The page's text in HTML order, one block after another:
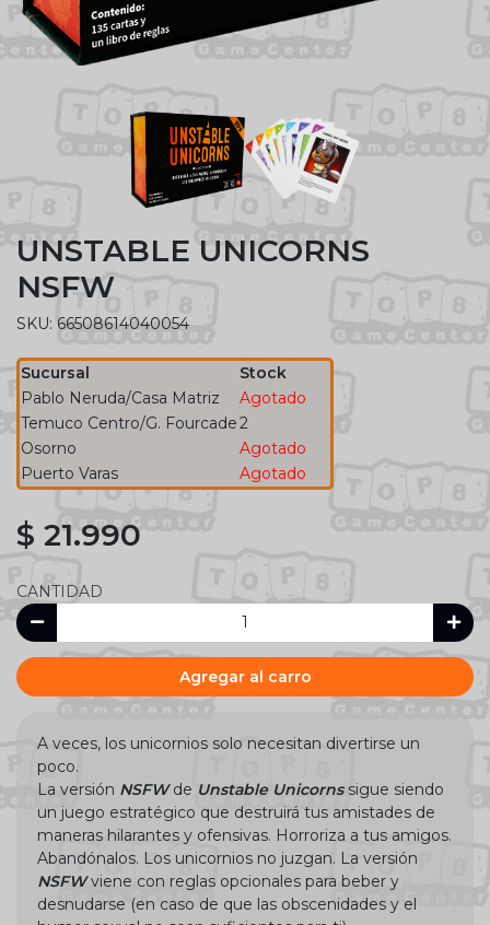
UNSTABLE UNICORNS
NSFW
SKU: 66508614040054
Sucursal
Stock
Pablo Neruda/Casa Matriz
Agotado
Temuco Centro/G. Fourcade2
Osorno
Agotado
Puerto Varas
Agotado
$ 21.990
CANTIDAD
Agregar al carro
A veces, los unicornios solo necesitan divertirse un
poco.
La versión NSFWde Unstable Unicornssigue siendo
un juego estratégico que destruirá tus amistades de
maneras hilarantes y ofensivas. Horroriza a tus amigos.
Abandónalos. Los unicornios no juzgan. La versión
NSFWviene con reglas opcionales para beber y
desnudarse (en caso de que las obscenidades y el